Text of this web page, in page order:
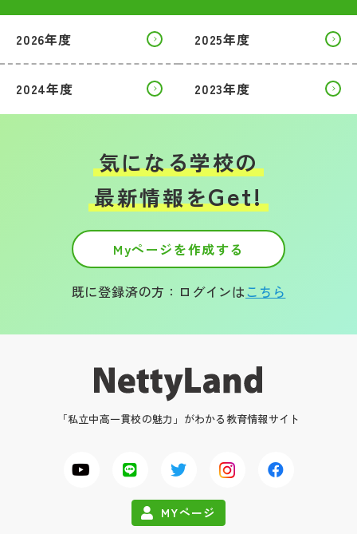
運営会社
2026年度 2025年度
2024年度 2023年度
気になる学校の
最新情報をGet!
Myページを作成する
既に登録済の方：ログインはこちら
「私立中高一貫校の魅力」がわかる教育情報サイト
MYページ